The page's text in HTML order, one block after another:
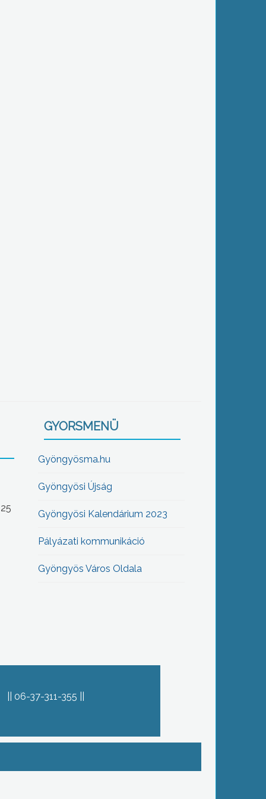
GYORSMENÜ
Gyöngyösma.hu
Gyöngyösi Újság
Gyöngyösi Kalendárium 2023
Pályázati kommunikáció
Gyöngyös Város Oldala
06-37-311-355